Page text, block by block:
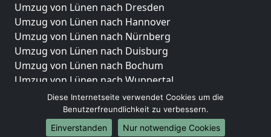
Umzug von Lünen nach Dresden
Umzug von Lünen nach Hannover
Umzug von Lünen nach Nürnberg
Umzug von Lünen nach Duisburg
Umzug von Lünen nach Bochum
Umzug von Lünen nach Wuppertal
Umzug von Lünen nach Bielefeld
Umzug von Lünen nach Bonn
Umzug von Lünen nach Münster
Diese Internetseite verwendet Cookies um die
Benutzerfreundlichkeit zu verbessern.
Einverstanden
Nur notwendige Cookies